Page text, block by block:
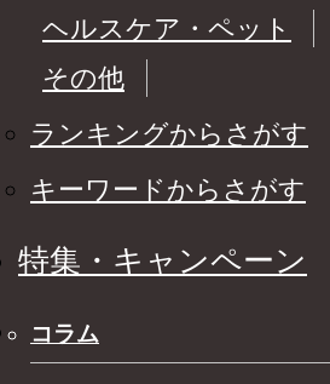
ヘルスケア・ペット
その他
ランキングからさがす
キーワードからさがす
特集・キャンペーン
コラム